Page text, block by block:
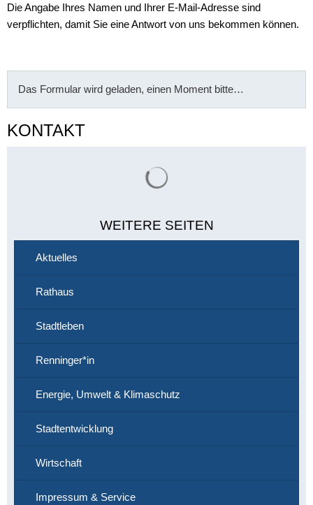
Die Angabe Ihres Namen und Ihrer E-Mail-Adresse sind
verpflichten, damit Sie eine Antwort von uns bekommen können.
Das Formular wird geladen, einen Moment bitte…
KONTAKT
WEITERE SEITEN
Aktuelles
Rathaus
Stadtleben
Renninger*in
Energie, Umwelt & Klimaschutz
Stadtentwicklung
Wirtschaft
Impressum & Service